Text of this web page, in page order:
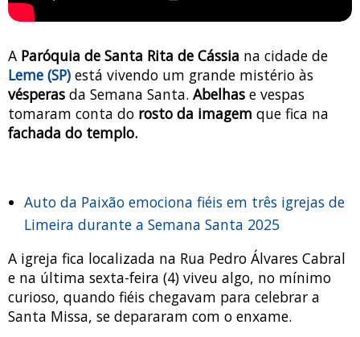
A Paróquia de Santa Rita de Cássia na cidade de
Leme (SP) está vivendo um grande mistério às
vésperas da Semana Santa. Abelhas e vespas
tomaram conta do rosto da imagem que fica na
fachada do templo.
Auto da Paixão emociona fiéis em três igrejas de
Limeira durante a Semana Santa 2025
A igreja fica localizada na Rua Pedro Álvares Cabral
e na última sexta-feira (4) viveu algo, no mínimo
curioso, quando fiéis chegavam para celebrar a
Santa Missa, se depararam com o enxame.